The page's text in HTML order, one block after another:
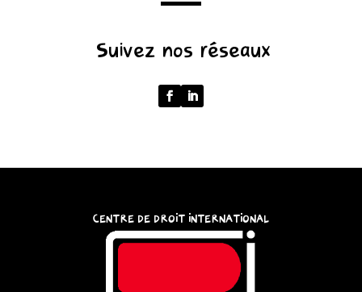
Suivez nos réseaux
CENTRE DE DROIT INTERNATIONAL